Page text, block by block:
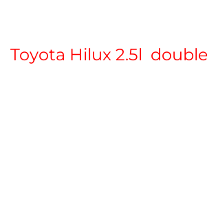
Toyota Hilux 2.5l